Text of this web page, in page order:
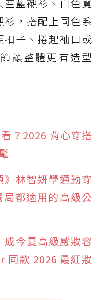
，搭配上同色系
扣子、捲起袖口或
讓整體更有造型
？2026 背心穿搭
林智妍學通勤穿
都適用的高級公
成今夏高級感妝容
同款 2026 最紅妝